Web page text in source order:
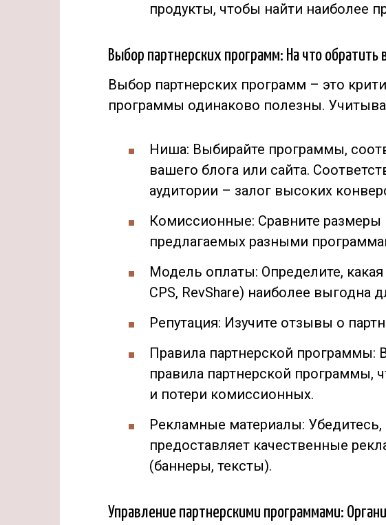
продукты, чтобы найти наиболее
Выбор партнерских программ: На что обратить
Выбор партнерских программ – это
программы одинаково полезны.
Ниша: Выбирайте программы,
вашего блога или сайта.
аудитории – залог высоких
Комиссионные: Сравните
предлагаемых разными
Модель оплаты: Определите,
CPS, RevShare) наиболее выгодна
Репутация: Изучите отзывы о
Правила партнерской программы:
правила партнерской программы,
и потери комиссионных.
Рекламные материалы: Убедитесь,
предоставляет качественные
(баннеры, тексты).
Управление партнерскими программами: